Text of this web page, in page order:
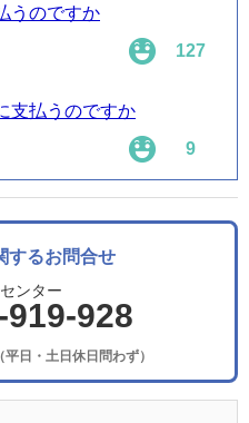
うのですか
127
支払うのですか
9
するお問合せ
ンター
919-928
日・土日休日問わず）